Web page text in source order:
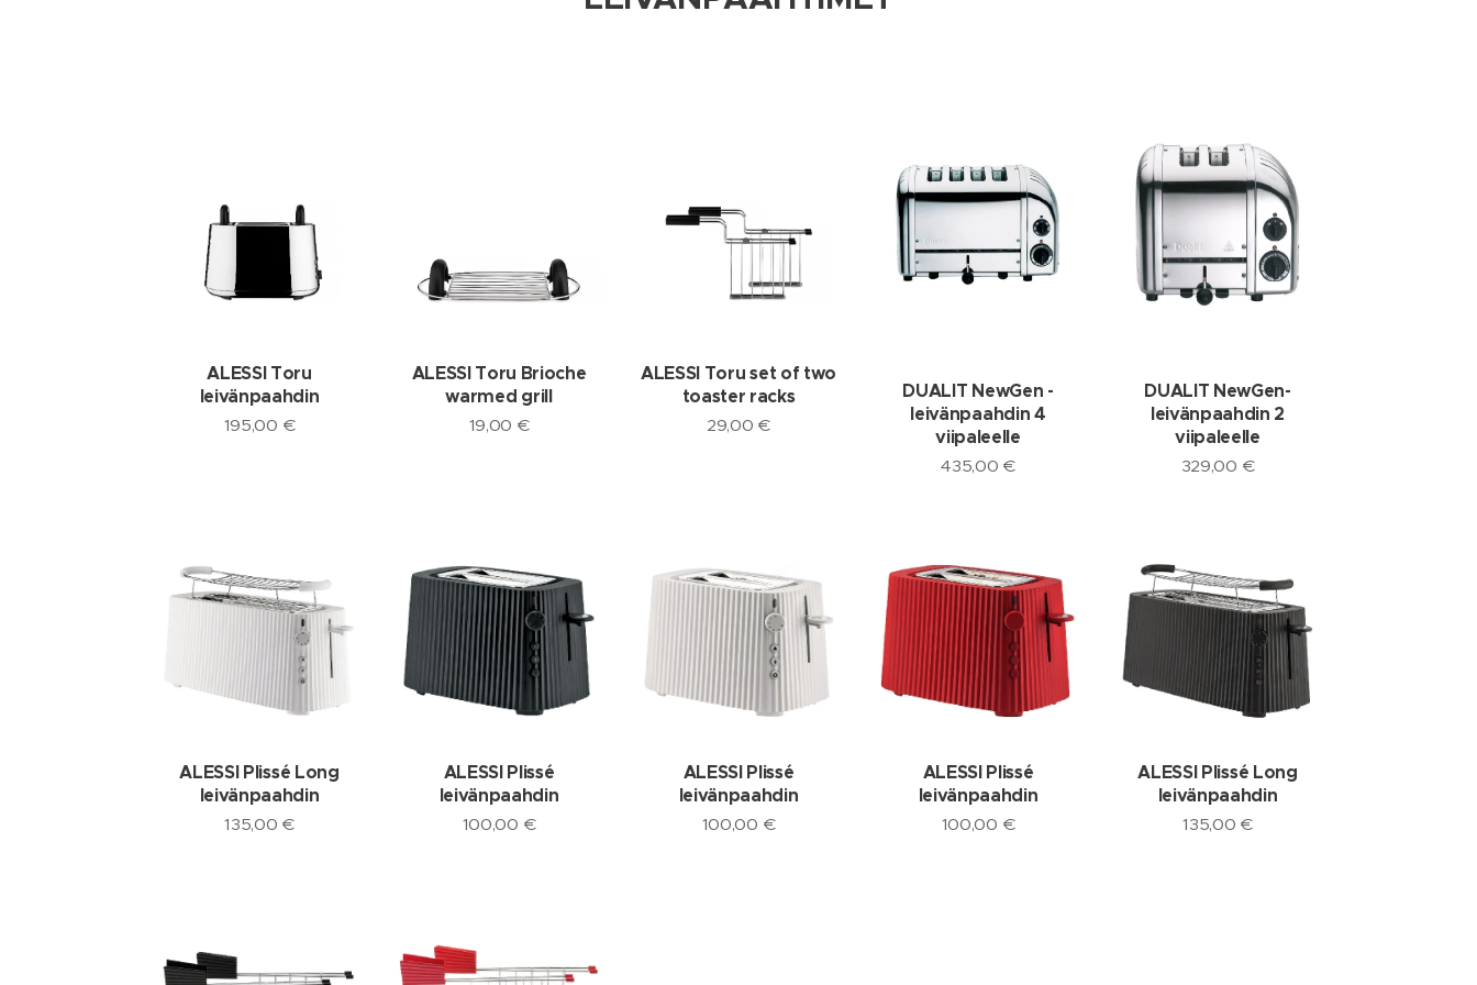
ALESSI Toru
leivänpaahdin
195,00 €
ALESSI Toru Brioche
warmed grill
19,00 €
ALESSI Toru set of two
toaster racks
29,00 €
DUALIT NewGen -
leivänpaahdin 4
viipaleelle
435,00 €
DUALIT NewGen-
leivänpaahdin 2
viipaleelle
329,00 €
ALESSI Plissé Long
leivänpaahdin
135,00 €
ALESSI Plissé
leivänpaahdin
100,00 €
ALESSI Plissé
leivänpaahdin
100,00 €
ALESSI Plissé
leivänpaahdin
100,00 €
ALESSI Plissé Long
leivänpaahdin
135,00 €